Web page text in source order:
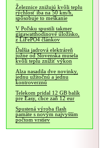
Železnice znižujú kvôli teplu
rýchlosť iba na 50 km/h,
spôsobuje to meškanie
V Poľsku spustili takmer
gigawatthodinové úložisko,
z LiFePO4 článkov
Ďalšia jadrová elektráreň
južne od Slovenska musela
kvôli teplu znížiť výkon
Alza nasadila dve novinky,
jednu užitočnú a jednu
kontroverznú
Telekom pridal 12 GB balík
pre Easy, chce zaň 12 eur
Spustená výroba flash
pamäte s novým najvyšším
počtom vrstiev